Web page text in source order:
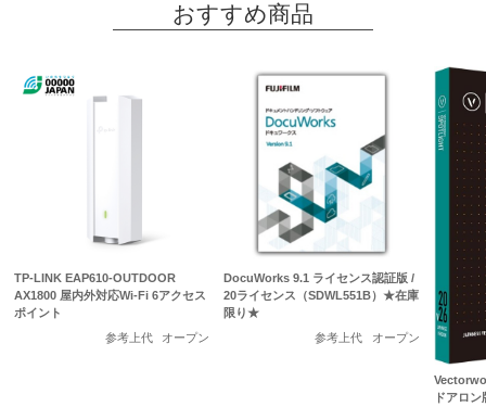
おすすめ商品
TP-LINK EAP610-OUTDOOR
AX1800 屋内外対応Wi-Fi 6アクセス
ポイント
参考上代
オープン
DocuWorks 9.1 ライセンス認証版 /
20ライセンス（SDWL551B）★在庫
限り★
参考上代
オープン
ドアロン